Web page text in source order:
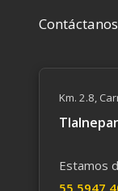
Contáctanos
Km. 2.8,
Estamos
55 59​47